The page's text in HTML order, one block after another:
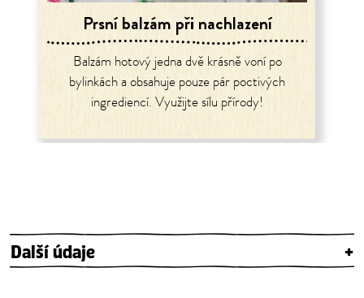
Prsní balzám při nachlazení
Balzám hotový jedna dvě krásně voní po
bylinkách a obsahuje pouze pár poctivých
ingrediencí. Využijte sílu přírody!
Další údaje +